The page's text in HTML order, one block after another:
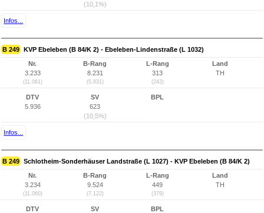
(10,1%)
Infos...
B 249 KVP Ebeleben (B 84/K 2) - Ebeleben-Lindenstraße (L 1032)
Nr.
3.233
(11.061)
B-Rang
8.231
(5.831)
L-Rang
313
(243)
Land
TH
DTV
5.936
SV
623
(10,5%)
BPL
Infos...
B 249 Schlotheim-Sonderhäuser Landstraße (L 1027) - KVP Ebeleben (B 84/K 2)
Nr.
3.234
(11.060)
B-Rang
9.524
(7.122)
L-Rang
449
(379)
Land
TH
DTV
SV
BPL